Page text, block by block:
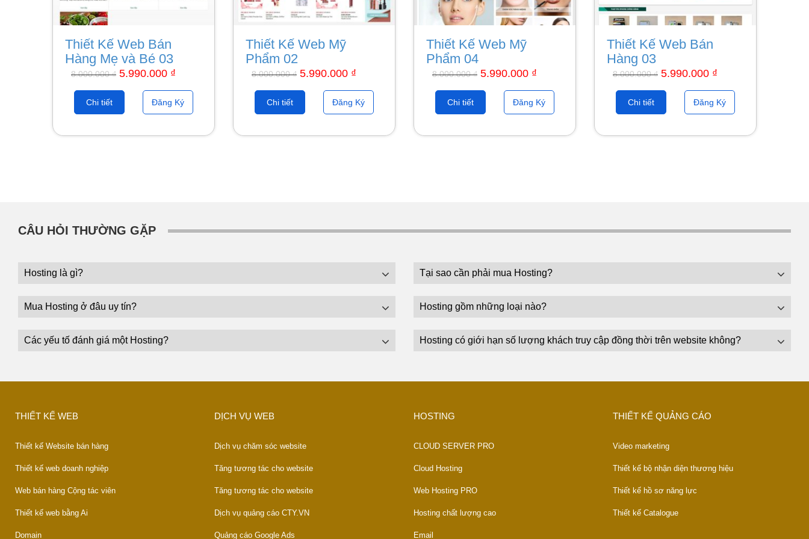
Thiết Kế Web Bán
Hàng Mẹ và Bé 03
8.000.000₫ 5.990.000 ₫
Chi tiết Đăng Ký
Thiết Kế Web Mỹ
Phẩm 02
8.000.000₫ 5.990.000 ₫
Chi tiết Đăng Ký
Thiết Kế Web Mỹ
Phẩm 04
8.000.000₫ 5.990.000 ₫
Chi tiết Đăng Ký
Thiết Kế Web Bán
Hàng 03
8.000.000₫ 5.990.000 ₫
Chi tiết Đăng Ký
CÂU HỎI THƯỜNG GẶP
Hosting là gì? Tại sao cần phải mua Hosting?
Mua Hosting ở đâu uy tín? Hosting gồm những loại nào?
Các yếu tố đánh giá một Hosting? Hosting có giới hạn số lượng khách truy cập đồng thời trên website không?
THIẾT KẾ WEB
Thiết kế Website bán hàng
Thiết kế web doanh nghiệp
Web bán hàng Cộng tác viên
Thiết kế web bằng Ai
Domain
DỊCH VỤ WEB
Dịch vụ chăm sóc website
Tăng tương tác cho website
Tăng tương tác cho website
Dịch vụ quảng cáo CTY.VN
Quảng cáo Google Ads
HOSTING
CLOUD SERVER PRO
Cloud Hosting
Web Hosting PRO
Hosting chất lượng cao
Email
THIẾT KẾ QUẢNG CÁO
Video marketing
Thiết kế bộ nhận diện thương hiệu
Thiết kế hồ sơ năng lực
Thiết kế Catalogue